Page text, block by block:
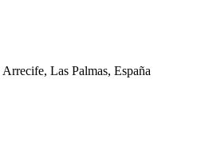
Las Palmas, España